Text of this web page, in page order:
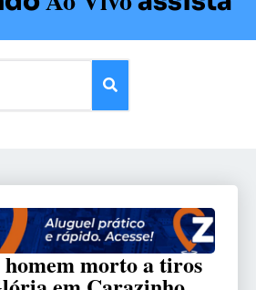
morto a tiros